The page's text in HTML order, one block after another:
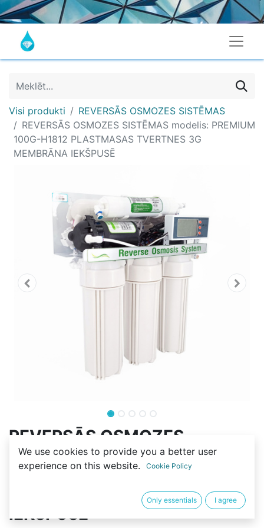
Visi produkti
REVERSĀS OSMOZES SISTĒMAS
REVERSĀS OSMOZES SISTĒMAS modelis: PREMIUM
100G-H1812 PLASTMASAS TVERTNES 3G
MEMBRĀNA IEKŠPUSĒ
REVERSĀS OSMOZES
SISTĒMAS modelis: PREMIUM
100G-H1812 PLASTMASAS
TVERTNES 3G MEMBRĀNA
IEKŠPUSĒ
We use cookies to provide you a better user
experience on this website.
Cookie Policy
Only essentials I agree